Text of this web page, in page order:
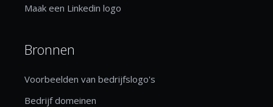
Maak een Linkedin logo
Bronnen
Voorbeelden van bedrijfslogo's
Bedrijf domeinen